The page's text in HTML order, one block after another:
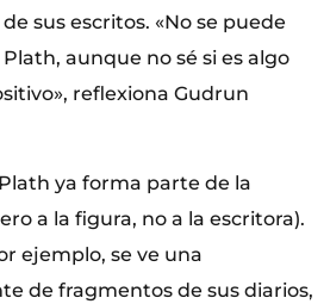
sus escritos. «No se puede
aunque no sé si es algo
reflexiona Gudrun
ya forma parte de la
a la figura, no a la escritora).
ejemplo, se ve una
de fragmentos de sus diarios,